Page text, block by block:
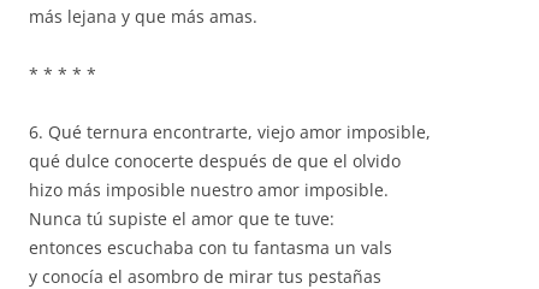
más lejana y que más amas.
* * * * *
6. Qué ternura encontrarte, viejo amor imposible,
qué dulce conocerte después de que el olvido
hizo más imposible nuestro amor imposible.
Nunca tú supiste el amor que te tuve:
entonces escuchaba con tu fantasma un vals
y conocía el asombro de mirar tus pestañas